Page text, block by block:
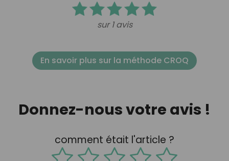
sur 1 avis
En savoir plus sur la méthode CROQ
Donnez-nous votre avis !
comment était l'article ?